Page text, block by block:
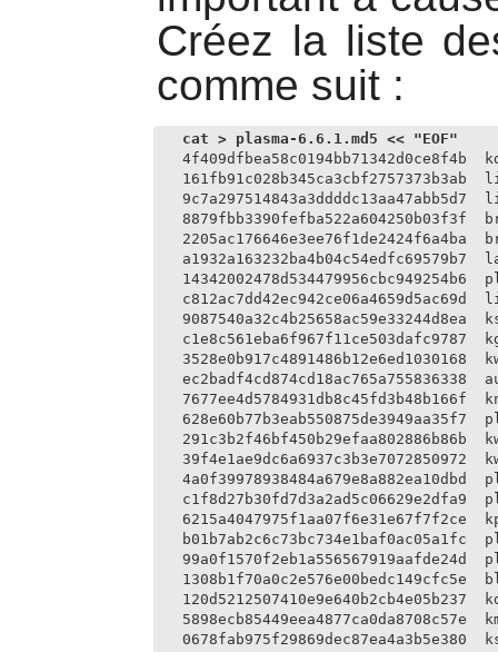
Créez la liste
comme suit :
8879fbb3390fefba522a604250b03f3f
b01b7ab2c6c73bc734e1baf0ac05a1fc